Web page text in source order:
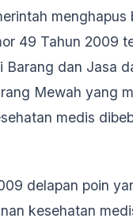
49 Tahun 2009
Barang dan Jasa
Mewah yang
medis
delapan poin
kesehatan